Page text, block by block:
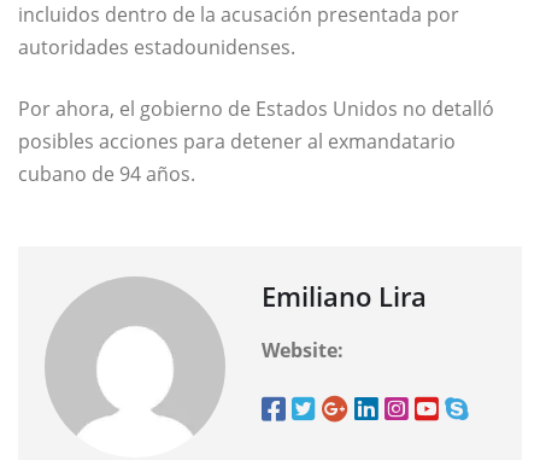
incluidos dentro de la acusación presentada por
autoridades estadounidenses.
Por ahora, el gobierno de Estados Unidos no detalló
posibles acciones para detener al exmandatario
cubano de 94 años.
Emiliano Lira
Website: